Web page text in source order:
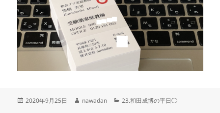
投
2020年9月25日
作
nawadan
カ
23.和田成博の平日◯